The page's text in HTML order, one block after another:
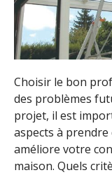
Choisir le bon
des problèmes
projet, il est
aspects à
améliore votre
maison. Quels